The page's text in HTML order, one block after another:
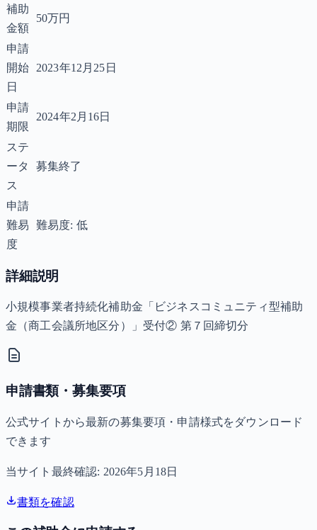
補助
金額
50万円
申請
開始
日
2023年12月25日
申請
期限
2024年2月16日
ステ
ータ
ス
募集終了
申請
難易
度
難易度: 低
詳細説明
小規模事業者持続化補助金「ビジネスコミュニティ型補助
金（商工会議所地区分）」受付② 第７回締切分
申請書類・募集要項
公式サイトから最新の募集要項・申請様式をダウンロード
できます
当サイト最終確認: 2026年5月18日
書類を確認